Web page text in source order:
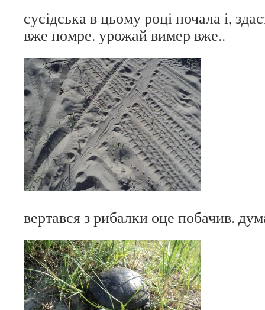
сусідська в цьому році почала і,
вже помре. урожай вимер вже..
вертався з рибалки оце побачив.